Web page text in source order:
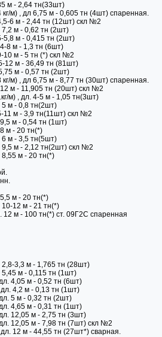
м - 2,64 тн(33шт)
кг/м) , дл 6,75 м - 0,605 тн (4шт) спаренная.
6 м - 2,44 тн (12шт) скл №2
м - 0,62 тн (2шт)
5,8 м - 0,415 тн (2шт)
8 м - 1,3 тн (6шт)
10 м - 5 тн (*) скл №2
12 м - 36,49 тн (81шт)
м - 0,57 тн (2шт)
кг/м) , дл 6,75 м - 8,77 тн (30шт) спаренная.
м - 11,905 тн (20шт) скл №2
м) , дл. 4-5 м - 1,05 тн(3шт)
5 м - 0,8 тн(2шт)
11 м - 3,9 тн(11шт) скл №2
м - 0,54 тн (1шт)
м - 20 тн(*)
6 м - 3,5 тн(5шт)
9,5 м - 2,12 тн(2шт) скл №2
м - 20 тн(*)
м - 20 тн(*)
12 м - 21 тн(*)
12 м - 100 тн(*) ст. 09Г2С спаренная
2,8-3,3 м - 1,765 тн (28шт)
5,45 м - 0,115 тн (1шт)
4,05 м - 0,52 тн (6шт)
4,2 м - 0,13 тн (1шт)
5 м - 0,32 тн (2шт)
4,65 м - 0,31 тн (1шт)
12,05 м - 2,75 тн (3шт)
12,05 м - 7,98 тн (7шт) скл №2
12 м - 44,55 тн (27шт*) сварная.